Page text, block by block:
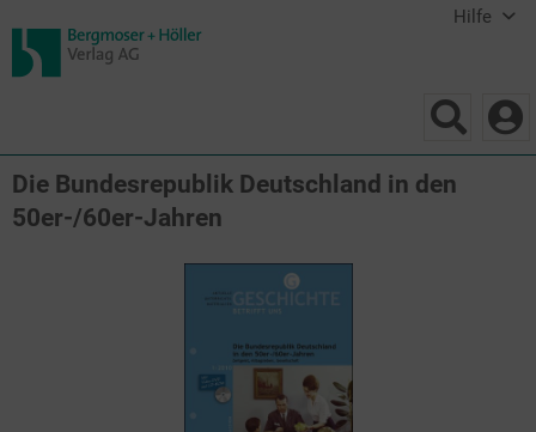
Hilfe
Die Bundesrepublik Deutschland in den
50er-/60er-Jahren